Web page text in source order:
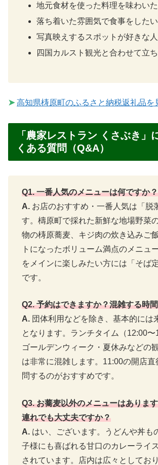
地元食材を使った料理を味わいた
落ち着いた雰囲気で食事をしたい
写真映えするスポットが好きな人
四国カルスト観光と合わせて立
➤ 高知県梼原町のふるさと納税返礼品を
「農家レストラン くさぶき」
くある質問（Q&A）
Q1. 一番人気のメニューは何ですか？
A. お店のおすすめ・一番人気は「脱
す。檮原町で採れた新鮮な地場野菜
物の梼原蕎麦、キジ肉の炊き込みご
トになったボリューム満点のメニュ
をメインに楽しみたい方には「そば
です。
Q2. 予約はできますか？混雑する時
A. 団体利用などを除き、基本的には
となります。ランチタイム（12:00〜
ゴールデンウィーク・夏休みなどの
は非常に混雑します。11:00の開店
問するのがおすすめです。
Q3. お蕎麦以外のメニューはありま
連れでも大丈夫ですか？
A. はい、ございます。うどんや丼も
子様にも喜ばれる甘口のカレーライ
されています。店内は広々としてお